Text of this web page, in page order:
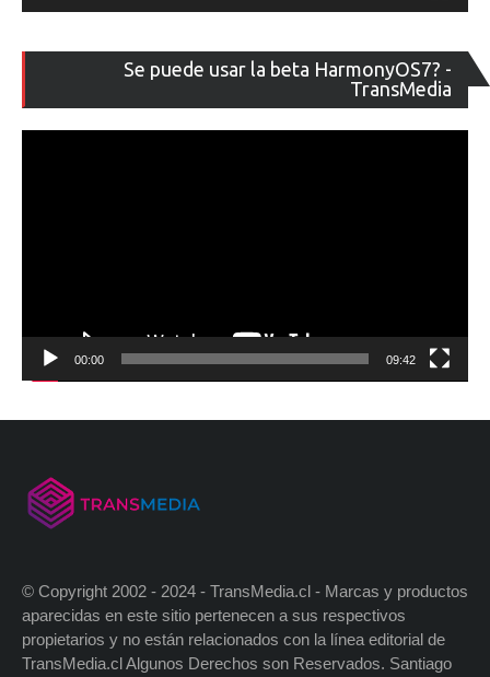
Se puede usar la beta HarmonyOS7? -
TransMedia
de
00:00 09:42
© Copyright 2002 - 2024 - TransMedia.cl - Marcas y productos
aparecidas en este sitio pertenecen a sus respectivos
propietarios y no están relacionados con la línea editorial de
TransMedia.cl Algunos Derechos son Reservados. Santiago